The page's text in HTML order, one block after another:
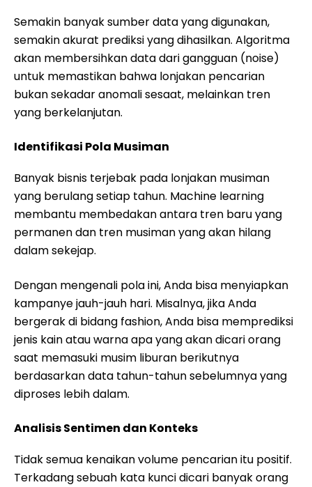
Semakin banyak sumber data yang digunakan,
semakin akurat prediksi yang dihasilkan. Algoritma
akan membersihkan data dari gangguan (noise)
untuk memastikan bahwa lonjakan pencarian
bukan sekadar anomali sesaat, melainkan tren
yang berkelanjutan.
Identifikasi Pola Musiman
Banyak bisnis terjebak pada lonjakan musiman
yang berulang setiap tahun. Machine learning
membantu membedakan antara tren baru yang
permanen dan tren musiman yang akan hilang
dalam sekejap.
Dengan mengenali pola ini, Anda bisa menyiapkan
kampanye jauh-jauh hari. Misalnya, jika Anda
bergerak di bidang fashion, Anda bisa memprediksi
jenis kain atau warna apa yang akan dicari orang
saat memasuki musim liburan berikutnya
berdasarkan data tahun-tahun sebelumnya yang
diproses lebih dalam.
Analisis Sentimen dan Konteks
Tidak semua kenaikan volume pencarian itu positif.
Terkadang sebuah kata kunci dicari banyak orang